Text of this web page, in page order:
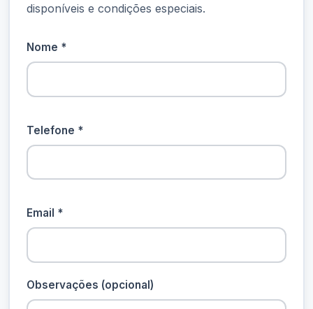
disponíveis e condições especiais.
Nome *
Telefone *
Email *
Observações (opcional)